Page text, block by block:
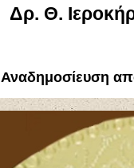
Δρ. Θ.
Αναδημοσίευση